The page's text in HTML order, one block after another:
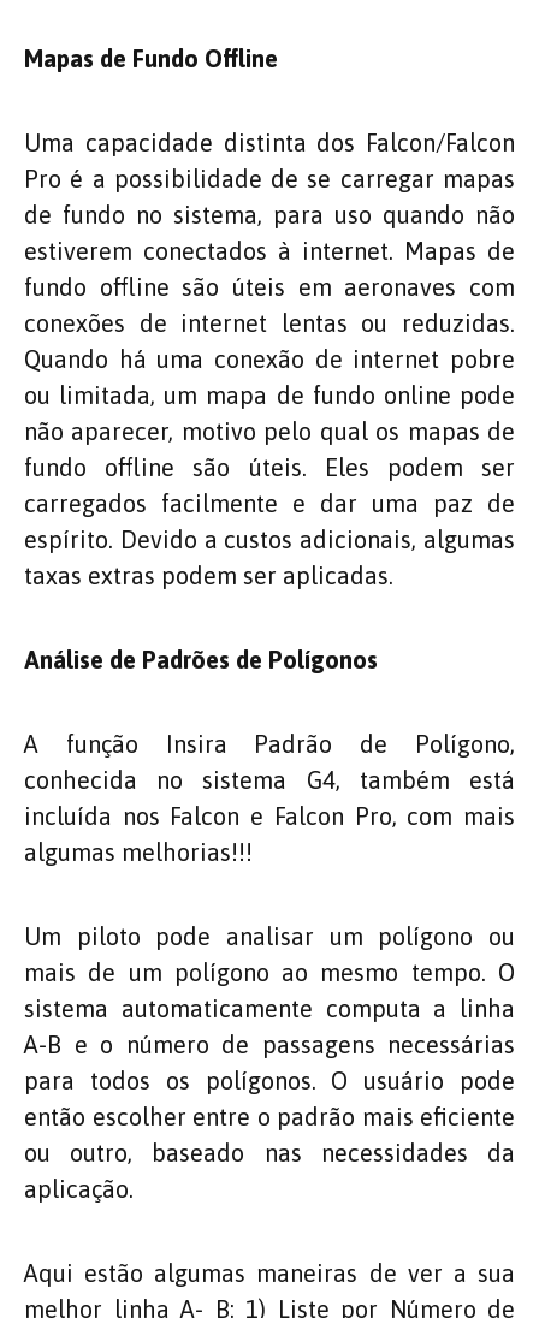
Mapas de Fundo Offline
Uma capacidade distinta dos Falcon/Falcon
Pro é a possibilidade de se carregar mapas
de fundo no sistema, para uso quando não
estiverem conectados à internet. Mapas de
fundo offline são úteis em aeronaves com
conexões de internet lentas ou reduzidas.
Quando há uma conexão de internet pobre
ou limitada, um mapa de fundo online pode
não aparecer, motivo pelo qual os mapas de
fundo offline são úteis. Eles podem ser
carregados facilmente e dar uma paz de
espírito. Devido a custos adicionais, algumas
taxas extras podem ser aplicadas.
Análise de Padrões de Polígonos
A função Insira Padrão de Polígono,
conhecida no sistema G4, também está
incluída nos Falcon e Falcon Pro, com mais
algumas melhorias!!!
Um piloto pode analisar um polígono ou
mais de um polígono ao mesmo tempo. O
sistema automaticamente computa a linha
A-B e o número de passagens necessárias
para todos os polígonos. O usuário pode
então escolher entre o padrão mais eficiente
ou outro, baseado nas necessidades da
aplicação.
Aqui estão algumas maneiras de ver a sua
melhor linha A- B: 1) Liste por Número de